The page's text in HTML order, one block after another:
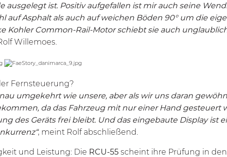
ausgelegt ist. Positiv aufgefallen ist mir auch seine
auf Asphalt als auch auf weichen Böden 90° um die
Kohler Common-Rail-Motor schiebt sie auch
Willemoes.
Fernsteuerung?
umgekehrt wie unsere, aber als wir uns daran
da das Fahrzeug mit nur einer Hand gesteuert
des Geräts frei bleibt. Und das eingebaute Display ist
, meint Rolf abschließend.
und Leistung: Die RCU-55scheint ihre Prüfung in